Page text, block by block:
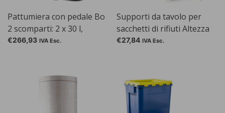
Pattumiera con pedale Bo
2 scomparti: 2 x 30 l,
bianco
€266,93 IVA Esc.
Supporti da tavolo per
sacchetti di rifiuti Altezza
35 cm
€27,84 IVA Esc.